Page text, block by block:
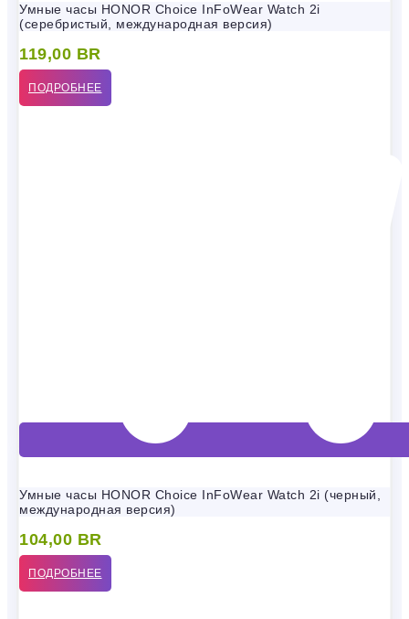
Умные часы HONOR Choice InFoWear Watch 2i
(серебристый, международная версия)
119,00 BR
ПОДРОБНЕЕ
Умные часы HONOR Choice InFoWear Watch 2i (черный,
международная версия)
104,00 BR
ПОДРОБНЕЕ